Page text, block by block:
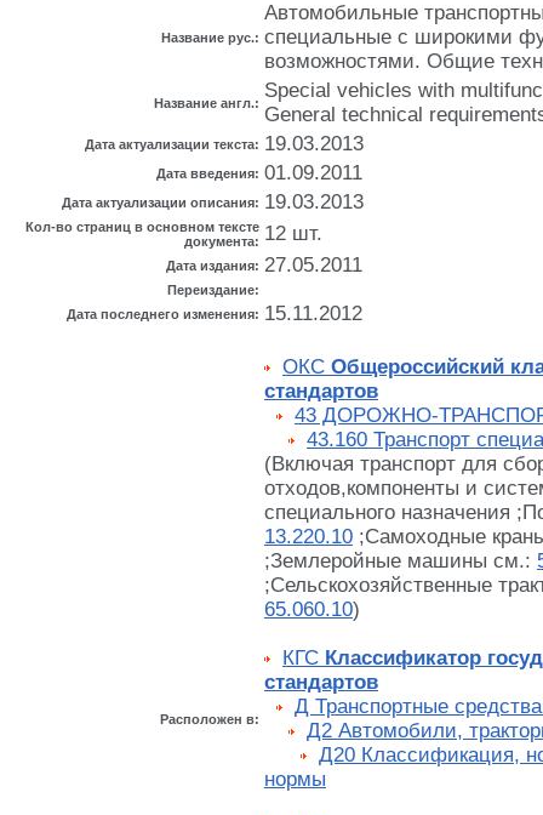
Название рус.:
Автомобильные
специальные с широкими
возможностями. Общие
Название англ.:
Special vehicles with
General technical
Дата актуализации текста: 19.03.2013
Дата введения: 01.09.2011
Дата актуализации описания: 19.03.2013
Кол-во страниц в основном тексте
документа: 12 шт.
Дата издания: 27.05.2011
Переиздание:
Дата последнего изменения: 15.11.2012
Расположен в:
ОКС Общероссийский
стандартов
43 ДОРОЖНО-
43.160 Транспорт
(Включая транспорт для
отходов,компоненты и
специального назначения
13.220.10 ;Самоходные
;Землеройные машины см.:
;Сельскохозяйственные
65.060.10)
КГС Классификатор
стандартов
Д Транспортные
Д2 Автомобили,
Д20 Классификация,
нормы